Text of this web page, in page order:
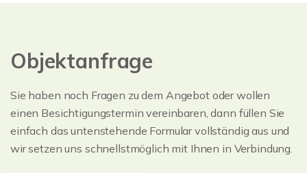
Objektanfrage
Sie haben noch Fragen zu dem Angebot oder wollen
einen Besichtigungstermin vereinbaren, dann füllen Sie
einfach das untenstehende Formular vollständig aus und
wir setzen uns schnellstmöglich mit Ihnen in Verbindung.